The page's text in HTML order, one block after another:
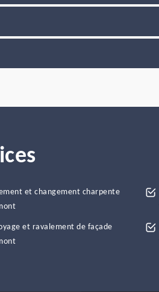
et changement charpente
et ravalement de façade